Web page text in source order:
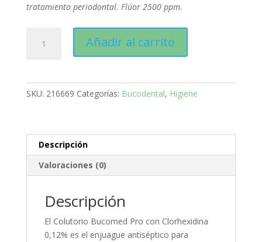
tratamiento periodontal. Flúor 2500 ppm.
500
Normon
cantidad
Añadir al carrito
SKU: 216669 Categorías: Bucodental, Higiene
Descripción
Valoraciones (0)
Descripción
El Colutorio Bucomed Pro con Clorhexidina
0,12% es el enjuague antiséptico para